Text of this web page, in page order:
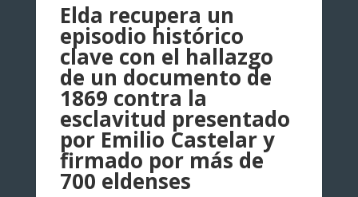
Elda recupera un
episodio histórico
clave con el hallazgo
de un documento de
1869 contra la
esclavitud presentado
por Emilio Castelar y
firmado por más de
700 eldenses